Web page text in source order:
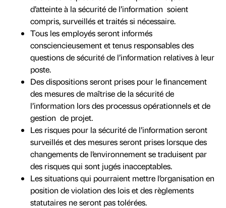
d’atteinte à la sécurité de l’information soient
compris, surveillés et traités si nécessaire.
Tous les employés seront informés
consciencieusement et tenus responsables des
questions de sécurité de l’information relatives à leur
poste.
Des dispositions seront prises pour le financement
des mesures de maîtrise de la sécurité de
l’information lors des processus opérationnels et de
gestion de projet.
Les risques pour la sécurité de l’information seront
surveillés et des mesures seront prises lorsque des
changements de l’environnement se traduisent par
des risques qui sont jugés inacceptables.
Les situations qui pourraient mettre l’organisation en
position de violation des lois et des règlements
statutaires ne seront pas tolérées.